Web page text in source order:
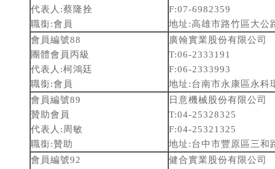
代表人:蔡隆拴
職銜:會員
F:07-6982359
地址:高雄市路竹區大公
會員編號88
團體會員丙級
代表人:柯鴻廷
職銜:會員
廣翰實業股份有限公司
T:06-2333191
F:06-2333993
地址:台南市永康區永科
會員編號89
贊助會員
代表人:周敏
職銜:贊助
日意機械股份有限公司
T:04-25328325
F:04-25321325
地址:台中市豐原區三和
會員編號92
健合實業股份有限公司